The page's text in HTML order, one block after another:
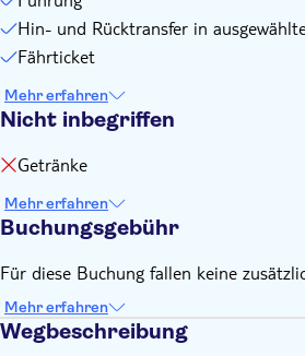
Hin- und Rücktransfer in
Fährticket
Mehr erfahren
Nicht inbegriffen
Getränke
Mehr erfahren
Buchungsgebühr
Für diese Buchung fallen keine
Mehr erfahren
Wegbeschreibung